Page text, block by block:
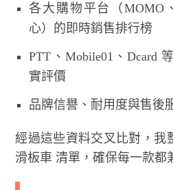
各大購物平台（MOMO
心）的即時銷售排行榜
PTT、Mobile01、Dcard
實評價
品牌信譽、耐用度與售後
經過這些資料交叉比對，我
滑板車 清單，確保每一款都